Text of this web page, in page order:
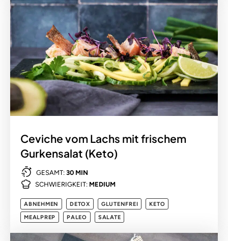
Ceviche vom Lachs mit frischem
Gurkensalat (Keto)
GESAMT: 30 MIN
SCHWIERIGKEIT: MEDIUM
ABNEHMEN DETOX GLUTENFREI
KETO
MEALPREP
PALEO SALATE